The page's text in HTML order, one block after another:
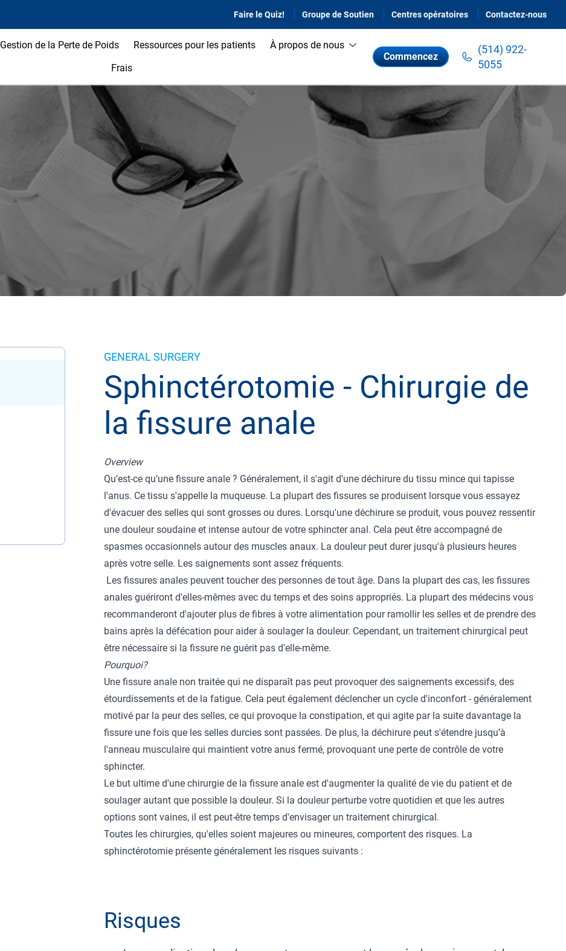
Faire le Quiz! Groupe de Soutien Centres opératoires Contactez-nous
Gestion de la Perte de Poids Ressources pour les patients
À propos de nous
Frais
Commencez
(514) 922-
5055
GENERAL SURGERY
Sphinctérotomie - Chirurgie de
la fissure anale
Overview
Qu’est-ce qu’une fissure anale ? Généralement, il s'agit d'une déchirure du tissu mince qui tapisse
l'anus. Ce tissu s'appelle la muqueuse. La plupart des fissures se produisent lorsque vous essayez
d'évacuer des selles qui sont grosses ou dures. Lorsqu'une déchirure se produit, vous pouvez ressentir
une douleur soudaine et intense autour de votre sphincter anal. Cela peut être accompagné de
spasmes occasionnels autour des muscles anaux. La douleur peut durer jusqu'à plusieurs heures
après votre selle. Les saignements sont assez fréquents.
Les fissures anales peuvent toucher des personnes de tout âge. Dans la plupart des cas, les fissures
anales guériront d'elles-mêmes avec du temps et des soins appropriés. La plupart des médecins vous
recommanderont d'ajouter plus de fibres à votre alimentation pour ramollir les selles et de prendre des
bains après la défécation pour aider à soulager la douleur. Cependant, un traitement chirurgical peut
être nécessaire si la fissure ne guérit pas d'elle-même.
Pourquoi?
Une fissure anale non traitée qui ne disparaît pas peut provoquer des saignements excessifs, des
étourdissements et de la fatigue. Cela peut également déclencher un cycle d'inconfort - généralement
motivé par la peur des selles, ce qui provoque la constipation, et qui agite par la suite davantage la
fissure une fois que les selles durcies sont passées. De plus, la déchirure peut s'étendre jusqu’à
l'anneau musculaire qui maintient votre anus fermé, provoquant une perte de contrôle de votre
sphincter.
Le but ultime d'une chirurgie de la fissure anale est d'augmenter la qualité de vie du patient et de
soulager autant que possible la douleur. Si la douleur perturbe votre quotidien et que les autres
options sont vaines, il est peut-être temps d'envisager un traitement chirurgical.
Toutes les chirurgies, qu'elles soient majeures ou mineures, comportent des risques. La
sphinctérotomie présente généralement les risques suivants :
Risques